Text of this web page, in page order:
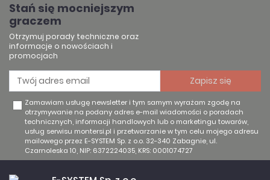
Stań się mocniejszym
graczem
Otrzymuj porady techniczne oraz
informacje o nowościach i
promocjach
Zamawiam usługę newsletter i tym samym wyrażam zgodę na
otrzymywanie na podany adres e-mail wiadomości o poradach
technicznych, informacji handlowych lub o marketingu towarów,
usług serwisu montersi.pl i przetwarzanie w tym celu mojego adresu
mailowego przez E-SYSTEM Sp. z o.o. 32-340 Zabagnie, ul.
Czarnoleska 10, NIP: 6372224035, KRS: 0001074727